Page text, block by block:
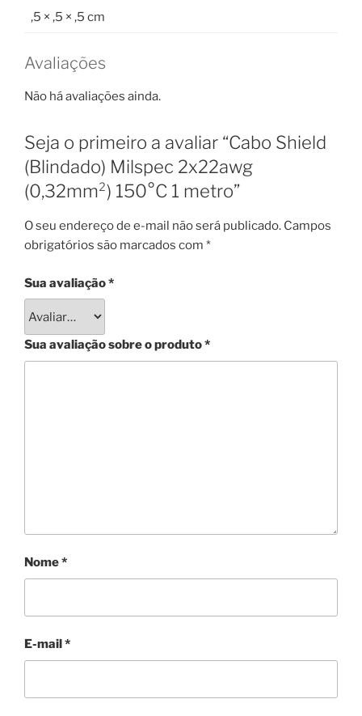
,5 × ,5 × ,5 cm
Avaliações
Não há avaliações ainda.
Seja o primeiro a avaliar “Cabo Shield
(Blindado) Milspec 2x22awg
(0,32mm²) 150°C 1 metro”
O seu endereço de e-mail não será publicado. Campos
obrigatórios são marcados com *
Sua avaliação*
Sua avaliação sobre o produto*
Nome*
E-mail *